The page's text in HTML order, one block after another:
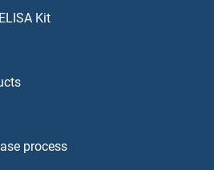
Kit
process